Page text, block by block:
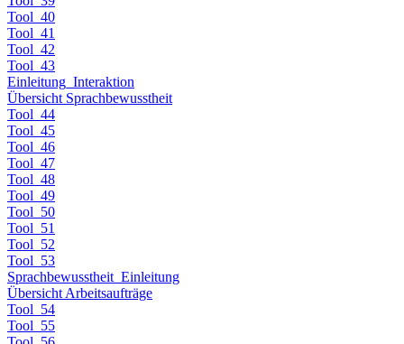
Tool_40
Tool_41
Tool_42
Tool_43
Einleitung_Interaktion
Übersicht Sprachbewusstheit
Tool_44
Tool_45
Tool_46
Tool_47
Tool_48
Tool_49
Tool_50
Tool_51
Tool_52
Tool_53
Sprachbewusstheit_Einleitung
Übersicht Arbeitsaufträge
Tool_54
Tool_55